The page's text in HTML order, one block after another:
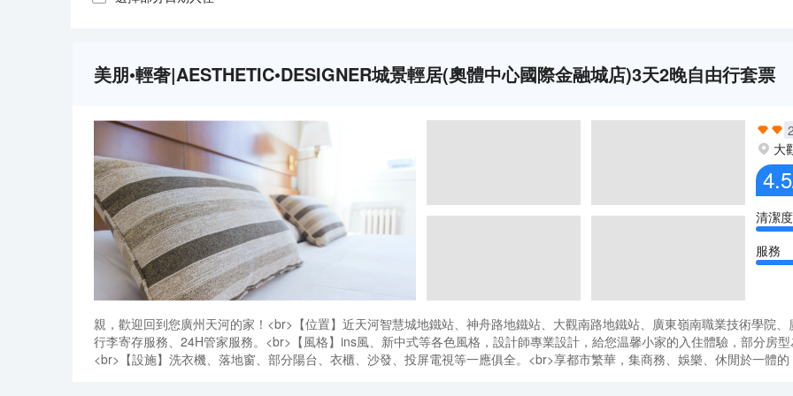
美朋•輕奢|AESTHETIC•DESIGNER城景輕居(奧體中心國際金融城店)3天2晚自由行套票
大
4.5
清潔度
服務
親，歡迎回到您廣州天河的家！<br>【位置】近天河智慧城地鐵站、神舟路地鐵站、大觀南路地鐵站、廣東嶺南職業技術學院
行李寄存服務、24H管家服務。<br>【風格】ins風、新中式等各色風格，設計師專業設計，給您温馨小家的入住體驗，部分房
<br>【設施】洗衣機、落地窗、部分陽台、衣櫃、沙發、投屏電視等一應俱全。<br>享都市繁華，集商務、娛樂、休閒於一體